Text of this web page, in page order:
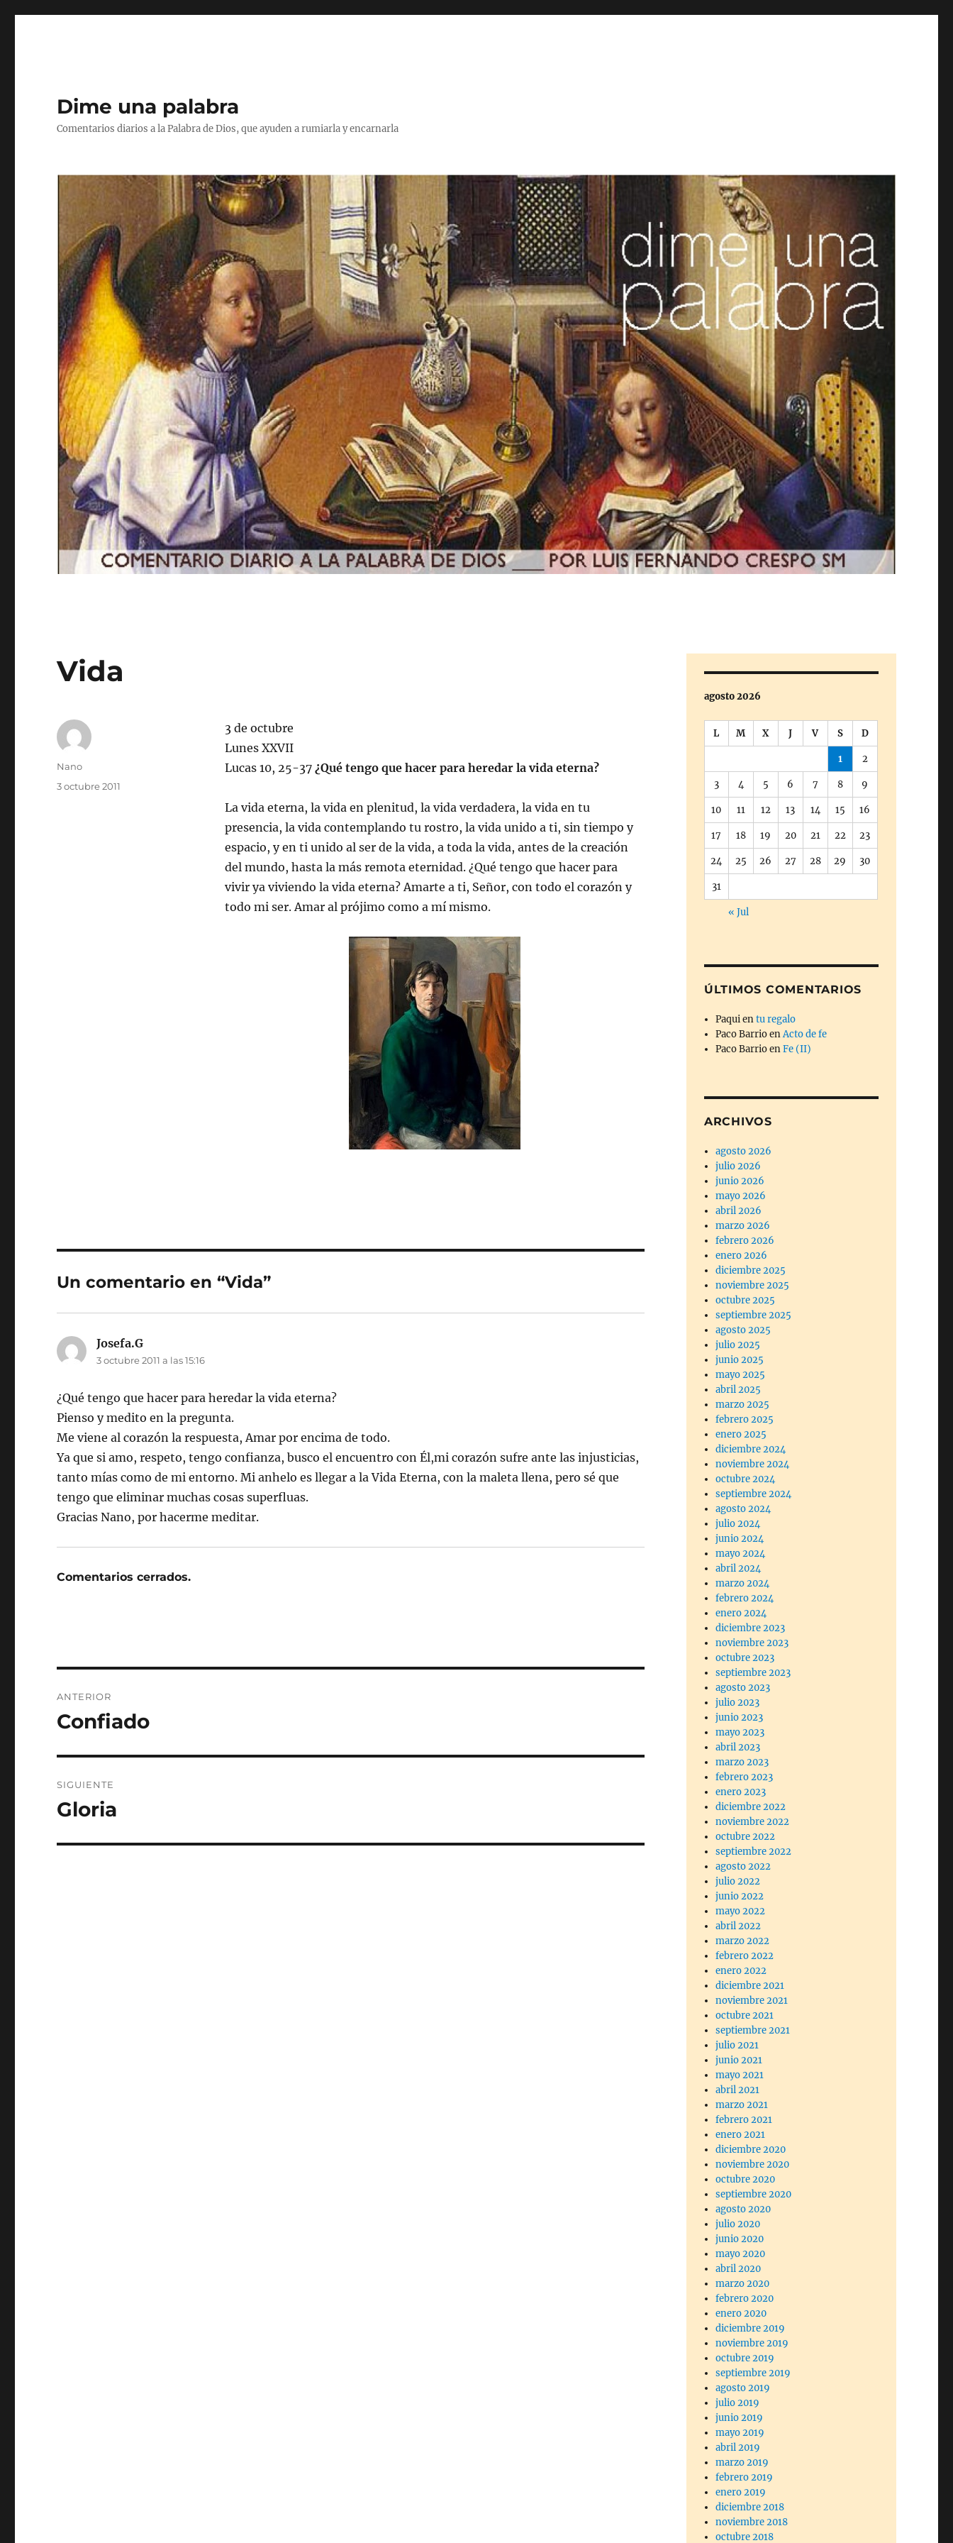
Dime una palabra
Comentarios diarios a la Palabra de Dios, que ayuden a rumiarla y encarnarla
Vida
3 de octubre
Lunes XXVII
Lucas 10, 25-37 ¿Qué tengo que hacer para heredar la vida eterna?
La vida eterna, la vida en plenitud, la vida verdadera, la vida en tu
presencia, la vida contemplando tu rostro, la vida unido a ti, sin tiempo y
espacio, y en ti unido al ser de la vida, a toda la vida, antes de la creación
del mundo, hasta la más remota eternidad. ¿Qué tengo que hacer para
vivir ya viviendo la vida eterna? Amarte a ti, Señor, con todo el corazón y
todo mi ser. Amar al prójimo como a mí mismo.
Autor
Nano
Publicado
3 octubre 2011
Un comentario en “Vida”
Josefa.G
3 octubre 2011 a las 15:16
¿Qué tengo que hacer para heredar la vida eterna?
Pienso y medito en la pregunta.
Me viene al corazón la respuesta, Amar por encima de todo.
Ya que si amo, respeto, tengo confianza, busco el encuentro con Él,mi corazón sufre ante las injusticias,
tanto mías como de mi entorno. Mi anhelo es llegar a la Vida Eterna, con la maleta llena, pero sé que
tengo que eliminar muchas cosas superfluas.
Gracias Nano, por hacerme meditar.
Comentarios cerrados.
de
ANTERIOR
Entrada
Confiado
SIGUIENTE
Entrada
Gloria
agosto 2026
L M X J V S D
1 2
3 4 5 6 7 8 9
10 11 12 13 14 15 16
17 18 19 20 21 22 23
24 25 26 27 28 29 30
31
« Jul
ÚLTIMOS COMENTARIOS
Paquientu regalo
Paco BarrioenActo de fe
Paco BarrioenFe (II)
ARCHIVOS
agosto 2026
julio 2026
junio 2026
mayo 2026
abril 2026
marzo 2026
febrero 2026
enero 2026
diciembre 2025
noviembre 2025
octubre 2025
septiembre 2025
agosto 2025
julio 2025
junio 2025
mayo 2025
abril 2025
marzo 2025
febrero 2025
enero 2025
diciembre 2024
noviembre 2024
octubre 2024
septiembre 2024
agosto 2024
julio 2024
junio 2024
mayo 2024
abril 2024
marzo 2024
febrero 2024
enero 2024
diciembre 2023
noviembre 2023
octubre 2023
septiembre 2023
agosto 2023
julio 2023
junio 2023
mayo 2023
abril 2023
marzo 2023
febrero 2023
enero 2023
diciembre 2022
noviembre 2022
octubre 2022
septiembre 2022
agosto 2022
julio 2022
junio 2022
mayo 2022
abril 2022
marzo 2022
febrero 2022
enero 2022
diciembre 2021
noviembre 2021
octubre 2021
septiembre 2021
julio 2021
junio 2021
mayo 2021
abril 2021
marzo 2021
febrero 2021
enero 2021
diciembre 2020
noviembre 2020
octubre 2020
septiembre 2020
agosto 2020
julio 2020
junio 2020
mayo 2020
abril 2020
marzo 2020
febrero 2020
enero 2020
diciembre 2019
noviembre 2019
octubre 2019
septiembre 2019
agosto 2019
julio 2019
junio 2019
mayo 2019
abril 2019
marzo 2019
febrero 2019
enero 2019
diciembre 2018
noviembre 2018
octubre 2018